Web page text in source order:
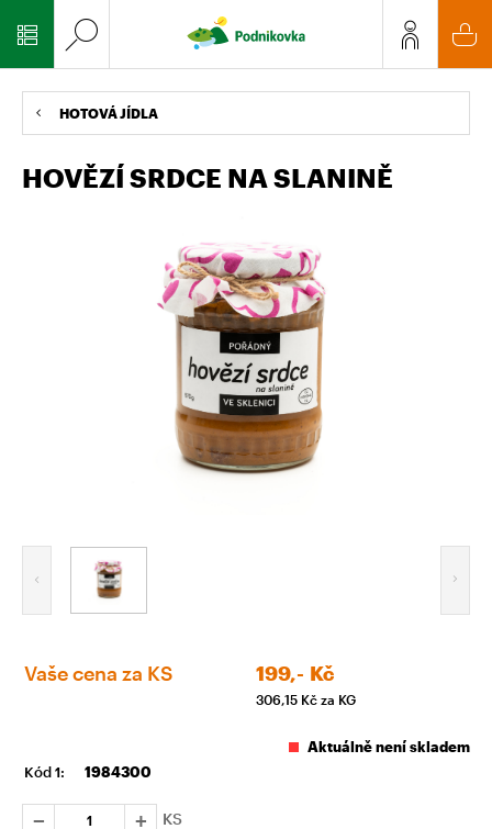
HOTOVÁ JÍDLA
HOVĚZÍ SRDCE NA SLANINĚ
Vaše cena za KS 199,- Kč
306,15 Kč za KG
Aktuálně není skladem
Kód 1:
1984300
KS